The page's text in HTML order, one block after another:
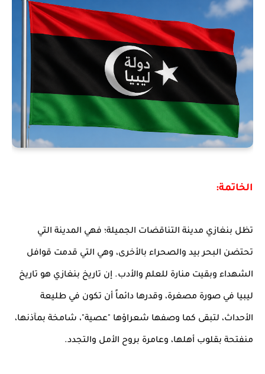
الخاتمة:
تظل بنغازي مدينة التناقضات الجميلة؛ فهي المدينة التي
تحتضن البحر بيد والصحراء بالأخرى، وهي التي قدمت قوافل
الشهداء وبقيت منارة للعلم والأدب. إن تاريخ بنغازي هو تاريخ
ليبيا في صورة مصغرة، وقدرها دائماً أن تكون في طليعة
الأحداث، لتبقى كما وصفها شعراؤها "عصية"، شامخة بمآذنها،
منفتحة بقلوب أهلها، وعامرة بروح الأمل والتجدد.